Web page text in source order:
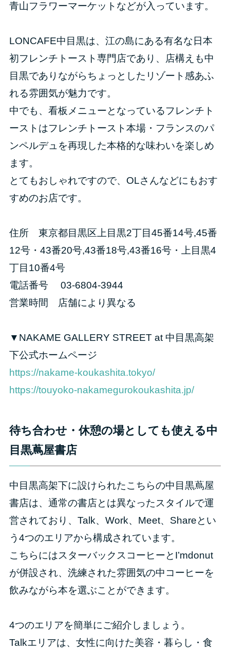
青山フラワーマーケットなどが入っています。
LONCAFE中目黒は、江の島にある有名な日本
初フレンチトースト専門店であり、店構えも中
目黒でありながらちょっとしたリゾート感あふ
れる雰囲気が魅力です。
中でも、看板メニューとなっているフレンチト
ーストはフレンチトースト本場・フランスのパ
ンペルデュを再現した本格的な味わいを楽しめ
ます。
とてもおしゃれですので、OLさんなどにもおす
すめのお店です。
住所 東京都目黒区上目黒2丁目45番14号,45番
12号・43番20号,43番18号,43番16号・上目黒4
丁目10番4号
電話番号 03-6804-3944
営業時間 店舗により異なる
▼NAKAME GALLERY STREET at 中目黒高架
下公式ホームページ
https://nakame-koukashita.tokyo/
https://touyoko-nakamegurokoukashita.jp/
待ち合わせ・休憩の場としても使える中
目黒蔦屋書店
中目黒高架下に設けられたこちらの中目黒蔦屋
書店は、通常の書店とは異なったスタイルで運
営されており、Talk、Work、Meet、Shareとい
う4つのエリアから構成されています。
こちらにはスターバックスコーヒーとI’mdonut
が併設され、洗練された雰囲気の中コーヒーを
飲みながら本を選ぶことができます。
4つのエリアを簡単にご紹介しましょう。
Talkエリアは、女性に向けた美容・暮らし・食